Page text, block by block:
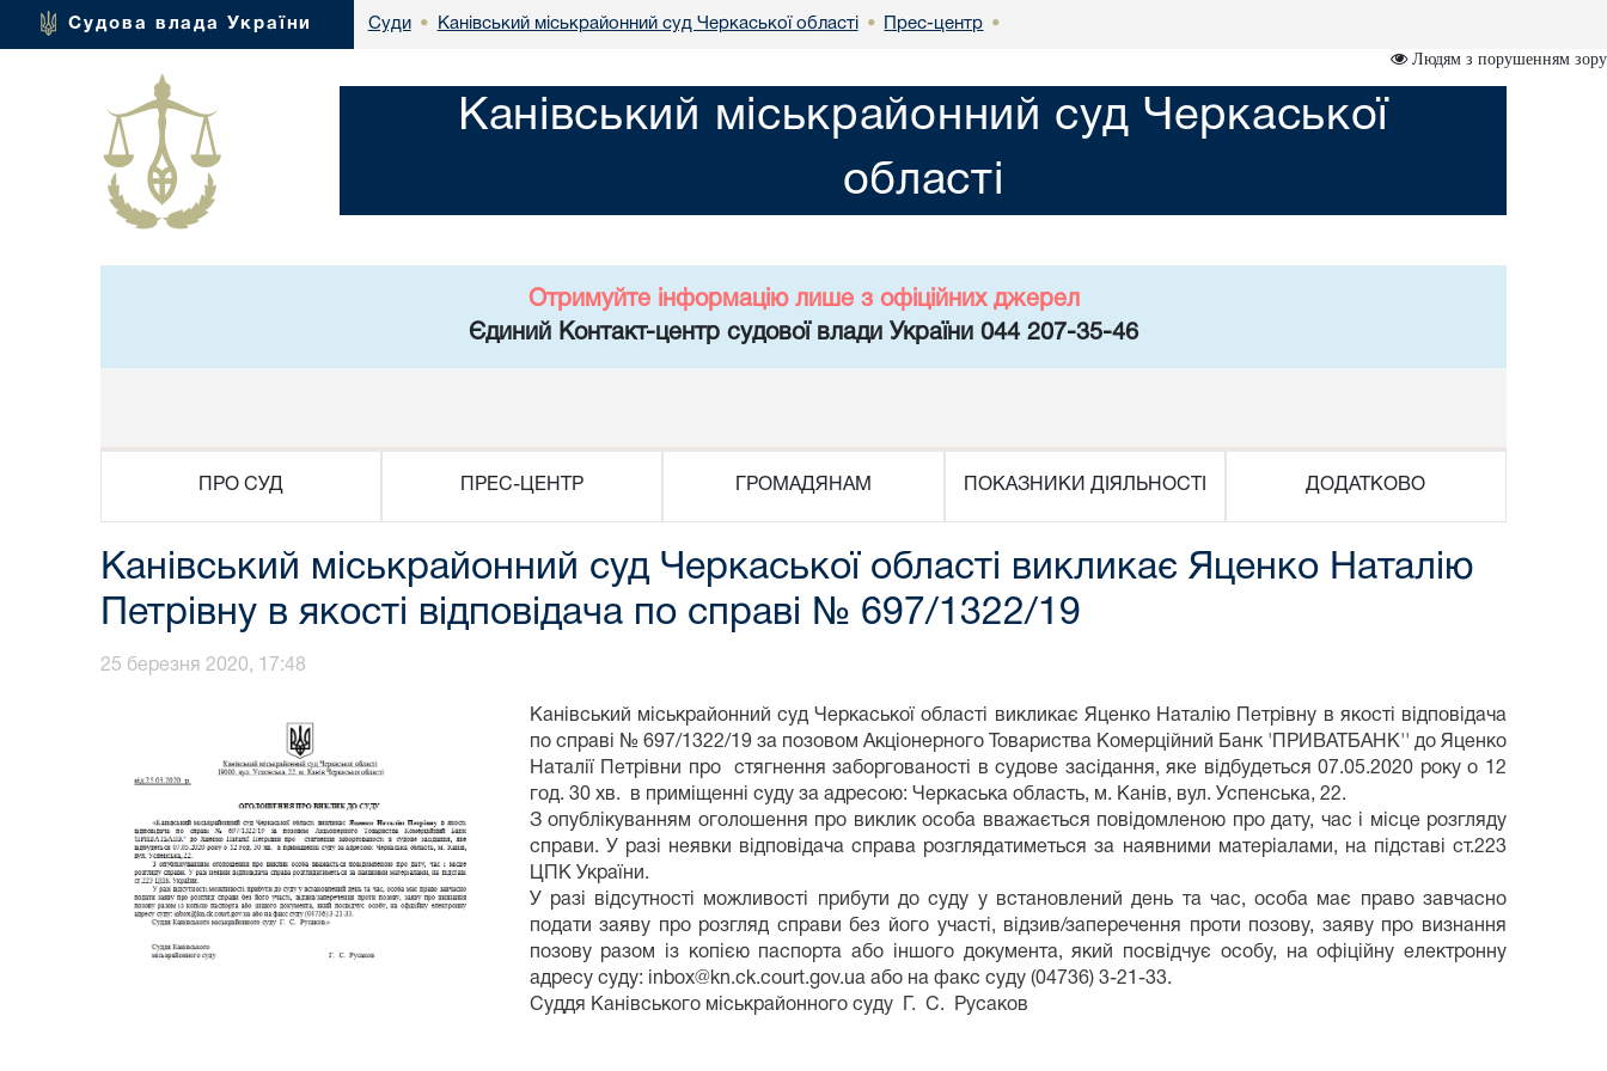
Судова влада України Суди • Канівський міськрайонний суд Черкаської області • Прес-центр •
Людям з порушенням зору
Канівський міськрайонний суд Черкаської
області
Отримуйте інформацію лише з офіційних джерел
Єдиний Контакт-центр судової влади України 044 207-35-46
ПРО СУД ПРЕС-ЦЕНТР ГРОМАДЯНАМ ПОКАЗНИКИ ДІЯЛЬНОСТІ ДОДАТКОВО
Канівський міськрайонний суд Черкаської області викликає Яценко Наталію
Петрівну в якості відповідача по справі № 697/1322/19
25 березня 2020, 17:48
Канівський міськрайонний суд Черкаської області викликає Яценко Наталію Петрівну в якості відповідача
по справі № 697/1322/19 за позовом Акціонерного Товариства Комерційний Банк 'ПРИВАТБАНК'' до Яценко
Наталії Петрівни про стягнення заборгованості в судове засідання, яке відбудеться 07.05.2020 року о 12
год. 30 хв. в приміщенні суду за адресою: Черкаська область, м. Канів, вул. Успенська, 22.
З опублікуванням оголошення про виклик особа вважається повідомленою про дату, час і місце розгляду
справи. У разі неявки відповідача справа розглядатиметься за наявними матеріалами, на підставі ст.223
ЦПК України.
У разі відсутності можливості прибути до суду у встановлений день та час, особа має право завчасно
подати заяву про розгляд справи без його участі, відзив/заперечення проти позову, заяву про визнання
позову разом із копією паспорта або іншого документа, який посвідчує особу, на офіційну електронну
адресу суду: inbox@kn.ck.court.gov.ua або на факс суду (04736) 3-21-33.
Суддя Канівського міськрайонного суду Г. С. Русаков